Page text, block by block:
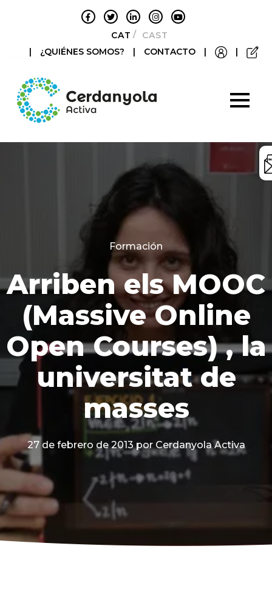
CATALÀCASTELLANO
|
¿QUIÉNES SOMOS? | CONTACTO | |
Categories
Formación
Arriben els MOOC
(Massive Online
Open Courses) , la
universitat de
masses
27 de febrero de 2013 por Cerdanyola Activa